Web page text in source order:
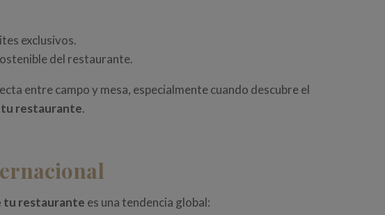
exclusivos.
del restaurante.
entre campo y mesa, especialmente cuando descubre el
tu restaurante.
tu restaurante es una tendencia global: